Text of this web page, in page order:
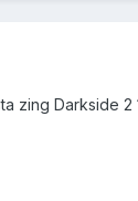
zing Darkside 2